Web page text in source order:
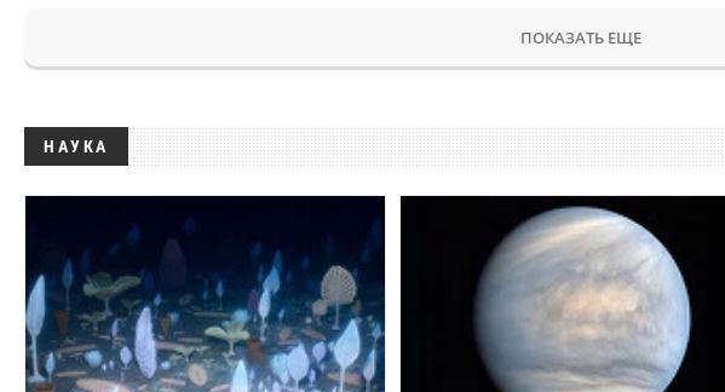
ПОКАЗАТЬ ЕЩЕ
НАУКА